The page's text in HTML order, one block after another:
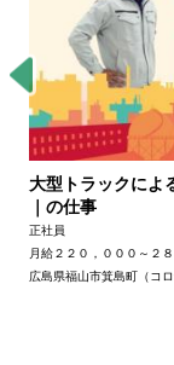
大型トラックによ
｜の仕事
正社員
月給２２０，０００～２
広島県福山市箕島町（コ